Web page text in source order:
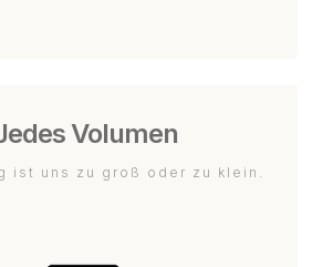
Volumen
ist uns zu groß oder zu klein.